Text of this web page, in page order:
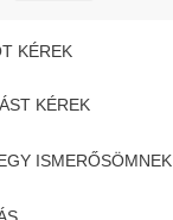
KÉREK
KÉREK
ISMERŐSÖMNEK